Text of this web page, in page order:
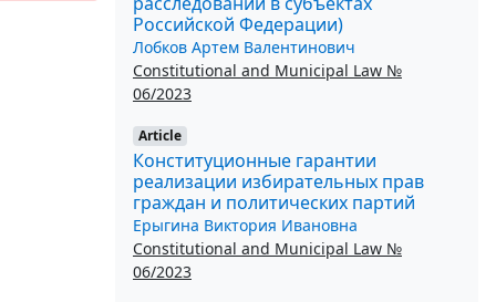
Российской Федерации)
Лобков Артем Валентинович
Constitutional and Municipal Law №
06/2023
Article
Конституционные гарантии
реализации избирательных прав
граждан и политических партий
Ерыгина Виктория Ивановна
Constitutional and Municipal Law №
06/2023